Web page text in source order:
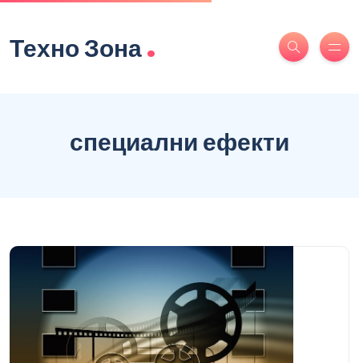
Техно Зона.
специални ефекти